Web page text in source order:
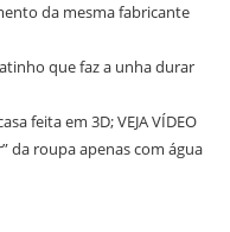
da mesma fabricante
que faz a unha durar
feita em 3D; VEJA VÍDEO
da roupa apenas com água